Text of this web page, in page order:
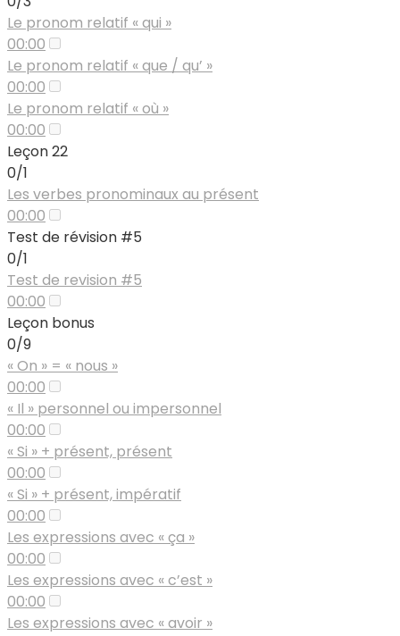
Le pronom relatif « qui »
00:00
Le pronom relatif « que / qu’ »
00:00
Le pronom relatif « où »
00:00
Leçon 22
0/1
Les verbes pronominaux au présent
00:00
Test de révision #5
0/1
Test de revision #5
00:00
Leçon bonus
0/9
« On » = « nous »
00:00
« Il » personnel ou impersonnel
00:00
« Si » + présent, présent
00:00
« Si » + présent, impératif
00:00
Les expressions avec « ça »
00:00
Les expressions avec « c’est »
00:00
Les expressions avec « avoir »